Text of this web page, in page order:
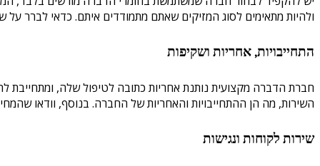
ולהיות מתאימים לסוג המזיקים שאתם מתמודדים איתם. כדאי לברר על
התחייבויות, אחריות ושקיפות
חברת הדברה מקצועית נותנת אחריות כתובה לטיפול שלה, ומתחייבת
השירות, מה הן ההתחייבויות והאחריות של החברה. בנוסף, וודאו
שירות לקוחות ונגישות